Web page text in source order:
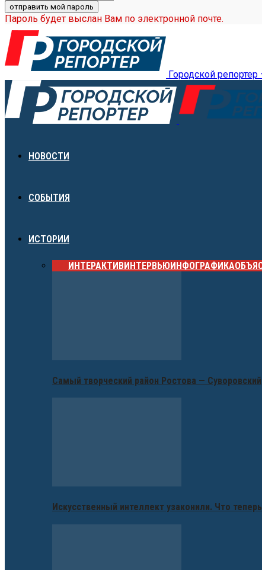
Пароль будет выслан Вам по электронной почте.
Городской
НОВОСТИ
СОБЫТИЯ
ИСТОРИИ
ИНТЕРАКТИВИНТЕРВЬЮИНФОГРАФИКА
Самый творческий район Ростова — Суворовский
Искусственный интеллект узаконили. Что